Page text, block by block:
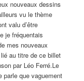
nouveaux dessins
vu le thème
valu d’être
je fréquentais
mes nouveaux
au titre de ce billet
par Léo Ferré.Le
que vaguement